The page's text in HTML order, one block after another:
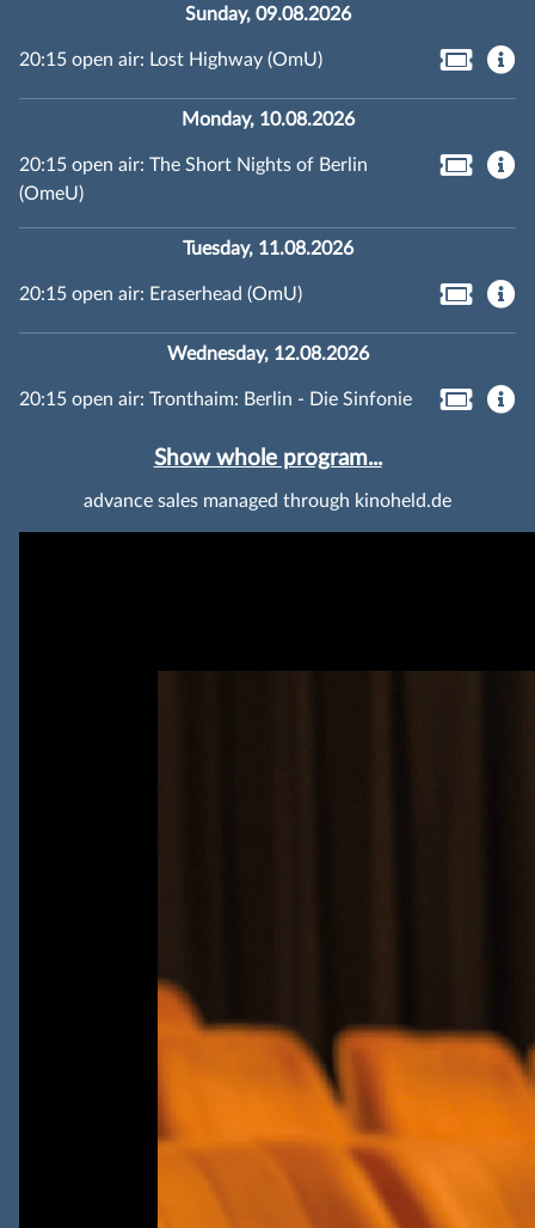
Sunday, 09.08.2026
20:15 open air: Lost Highway (OmU)
Monday, 10.08.2026
20:15 open air: The Short Nights of Berlin
(OmeU)
Tuesday, 11.08.2026
20:15 open air: Eraserhead (OmU)
Wednesday, 12.08.2026
20:15 open air: Tronthaim: Berlin - Die Sinfonie
Show whole program...
advance sales managed through kinoheld.de